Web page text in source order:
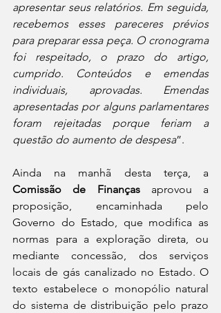
apresentar seus relatórios. Em seguida,
recebemos esses pareceres prévios
para preparar essa peça. O cronograma
foi respeitado, o prazo do artigo,
cumprido. Conteúdos e emendas
individuais, aprovadas. Emendas
apresentadas por alguns parlamentares
foram rejeitadas porque feriam a
questão do aumento de despesa”.
Comissão de Finanças aprovou a
proposição, encaminhada pelo
Governo do Estado, que modifica as
normas para a exploração direta, ou
mediante concessão, dos serviços
locais de gás canalizado no Estado. O
texto estabelece o monopólio natural
do sistema de distribuição pelo prazo